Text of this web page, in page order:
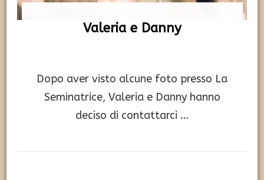
Valeria e Danny
Dopo aver visto alcune foto presso La
Seminatrice, Valeria e Danny hanno
deciso di contattarci …